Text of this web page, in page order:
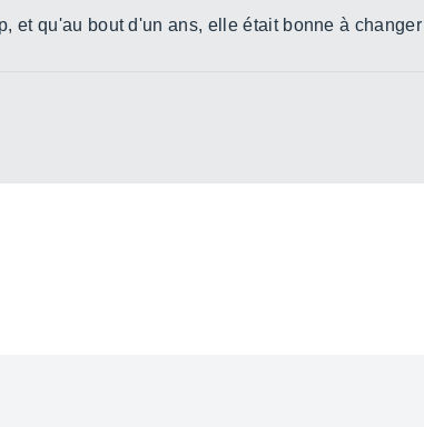
et qu'au bout d'un ans, elle était bonne à